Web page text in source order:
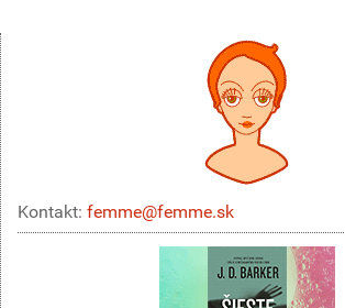
Kontakt: femme@femme.sk